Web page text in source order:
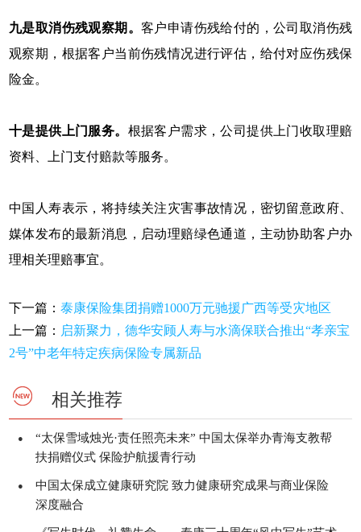
九是取消伤残观察期。客户申请伤残给付的，公司取消伤残
观察期，根据客户当前伤残情况进行评估，给付对应伤残保
险金。
十是提供上门服务。 根据客户需求，公司提供上门收取理赔
资料、上门支付赔款等服务。
中国人寿表示，将持续关注灾害事故情况，密切留意政府、
媒体发布的最新消息，启动理赔绿色通道，主动协助客户办
理相关理赔事宜。
下一篇：泰康保险集团捐赠1000万元驰援广西等受灾地区
上一篇： 启新聚力，德华安顾人寿与水滴保联合推出“孝亲宝
2号”中老年特定疾病保险专属新品
相关推荐
●
“太保雪域烛光·责任照亮未来” 中国太保举办青海支教帮
扶捐赠仪式 保险护航援青行动
●
中国太保成立健康研究院 致力健康研究成果与商业保险
深度融合